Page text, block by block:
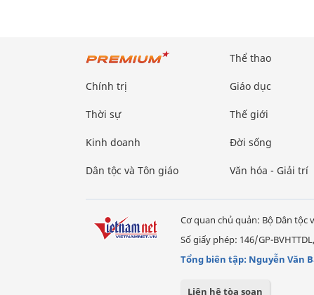
Chính trị
Thời sự
Kinh doanh
Dân tộc và Tôn giáo
Thể thao
Giáo dục
Thế giới
Đời sống
Văn hóa - Giải trí
Cơ quan chủ quản: Bộ Dân tộc
Số giấy phép: 146/GP-
Tổng biên tập: Nguyễn Văn
Liên hệ tòa soạn